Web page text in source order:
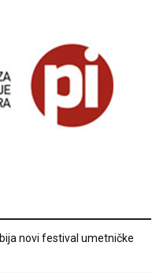
novi festival umetničke